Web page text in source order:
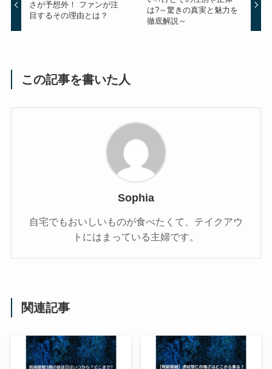
さが予想外！ ファンが注
目するその理由とは？
は?～驚きの真実と魅力を
徹底解説～
この記事を書いた人
Sophia
自宅でもおいしいものが食べたくて、テイクアウ
トにはまっている主婦です。
関連記事